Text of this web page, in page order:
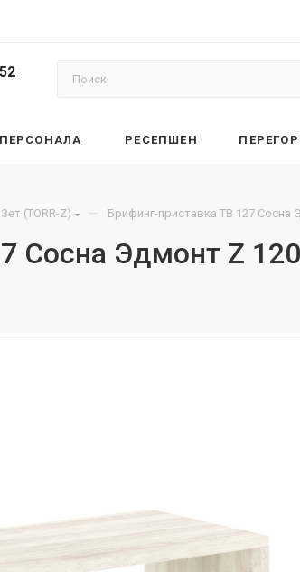
РЕСЕПШЕН
(TORR-Z) — Брифинг-приставка TB 127 Сосна
Сосна Эдмонт Z